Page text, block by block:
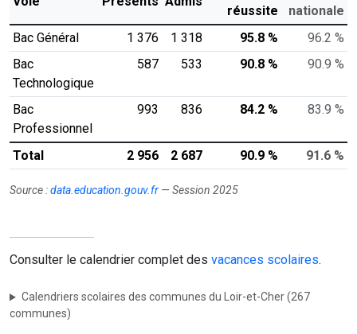
réussite
nationale
Bac Général
1 376 1 318 95.8 %
96.2 %
Bac
Technologique
587 533 90.8 % 90.9 %
Bac
Professionnel
993 836 84.2 % 83.9 %
Total 2 956 2 687 90.9 % 91.6 %
Source :data.education.gouv.fr — Session 2025
Consulter le calendrier complet des vacances scolaires.
Calendriers scolaires des communes du Loir-et-Cher (267
communes)